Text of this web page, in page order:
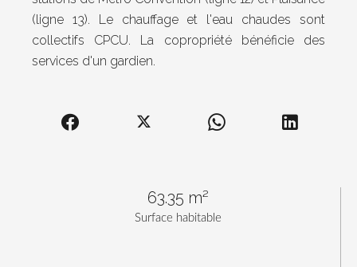
Surface habitable
63.35 m²
(ligne 13). Le chauffage et l'eau chaudes sont
collectifs CPCU. La copropriété bénéficie des
services d'un gardien.